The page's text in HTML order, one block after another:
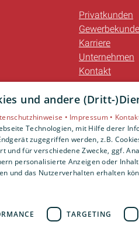
Privatkunden
Karriere
Unternehmen
Kontakt
und andere (Dritt-
• Impressum •
Technologien, mit Hilfe derer
zugegriffen werden, z.B.
und für verschiedene Zwecke, ggf.
personalisierte Anzeigen oder
und das Nutzerverhalten erhalten
TARGETING